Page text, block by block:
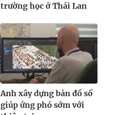
trường học ở Thái Lan
Anh xây dựng bản đồ số
giúp ứng phó sớm với